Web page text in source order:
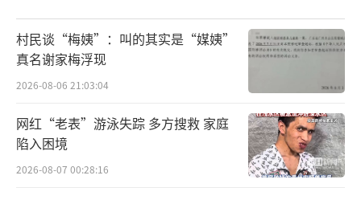
村民谈“梅姨”：叫的其实是“媒姨”
真名谢家梅浮现
2026-08-06 21:03:04
网红“老表”游泳失踪 多方搜救 家庭
陷入困境
2026-08-07 00:28:16